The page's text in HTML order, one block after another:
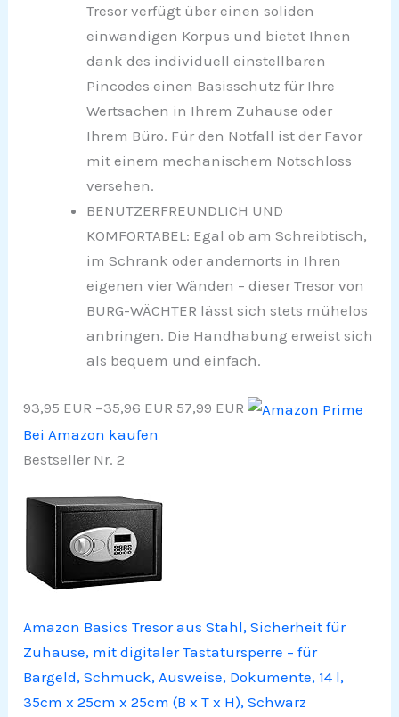
Tresor verfügt über einen soliden
einwandigen Korpus und bietet Ihnen
dank des individuell einstellbaren
Pincodes einen Basisschutz für Ihre
Wertsachen in Ihrem Zuhause oder
Ihrem Büro. Für den Notfall ist der Favor
mit einem mechanischem Notschloss
versehen.
BENUTZERFREUNDLICH UND
KOMFORTABEL: Egal ob am Schreibtisch,
im Schrank oder andernorts in Ihren
eigenen vier Wänden – dieser Tresor von
BURG-WÄCHTER lässt sich stets mühelos
anbringen. Die Handhabung erweist sich
als bequem und einfach.
93,95 EUR −35,96 EUR 57,99 EUR
Bei Amazon kaufen
Bestseller Nr. 2
Amazon Basics Tresor aus Stahl, Sicherheit für
Zuhause, mit digitaler Tastatursperre – für
Bargeld, Schmuck, Ausweise, Dokumente, 14 l,
35cm x 25cm x 25cm (B x T x H), Schwarz